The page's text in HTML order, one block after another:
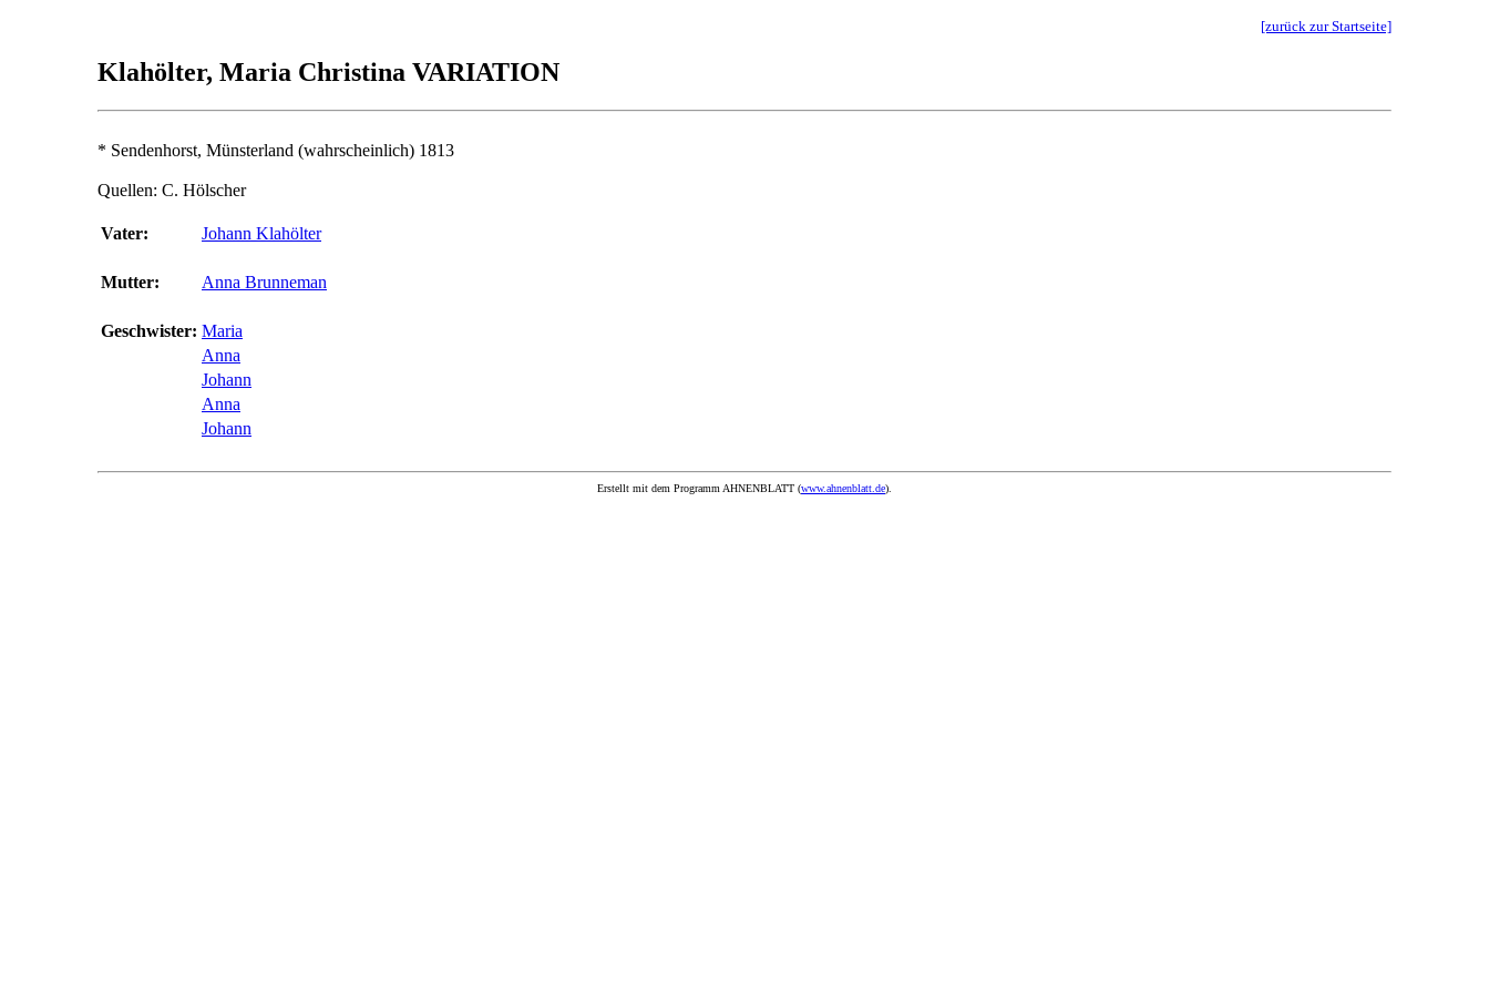
[zurück zur Startseite]
Klahölter, Maria Christina VARIATION
* Sendenhorst, Münsterland (wahrscheinlich) 1813
Quellen: C. Hölscher
Vater: Johann Klahölter
Mutter: Anna Brunneman
Geschwister: Maria
Anna
Johann
Anna
Johann
Erstellt mit dem Programm AHNENBLATT (www.ahnenblatt.de).